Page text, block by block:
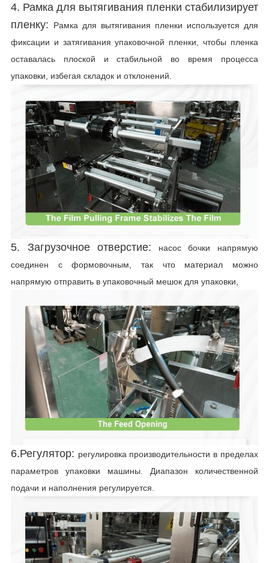
4. Рамка для вытягивания пленки стабилизирует
пленку:
Рамка для вытягивания пленки используется для
фиксации и затягивания упаковочной пленки, чтобы пленка
оставалась плоской и стабильной во время процесса
упаковки, избегая складок и отклонений.
5. Загрузочное отверстие: насос бочки напрямую
соединен с формовочным, так что материал можно
напрямую отправить в упаковочный мешок для упаковки,
6.Регулятор: регулировка производительности в пределах
параметров упаковки машины. Диапазон количественной
подачи и наполнения регулируется.